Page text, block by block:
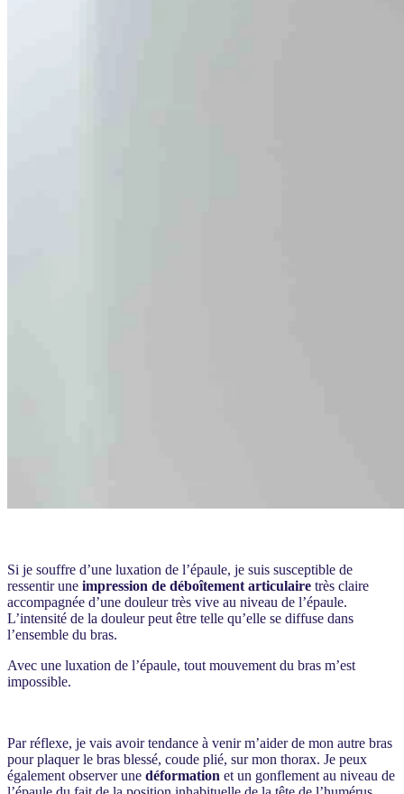
Si je souffre d’une luxation de l’épaule, je suis susceptible de
ressentir une impression de déboîtement articulaire très claire
accompagnée d’une douleur très vive au niveau de l’épaule.
L’intensité de la douleur peut être telle qu’elle se diffuse dans
l’ensemble du bras.
Avec une luxation de l’épaule, tout mouvement du bras m’est
impossible.
Par réflexe, je vais avoir tendance à venir m’aider de mon autre bras
pour plaquer le bras blessé, coude plié, sur mon thorax. Je peux
également observer une déformation et un gonflement au niveau de